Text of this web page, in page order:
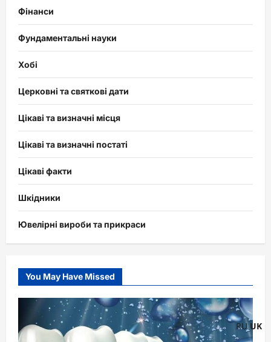
Фінанси
Фундаментальні науки
Хобі
Церковні та святкові дати
Цікаві та визначні місця
Цікаві та визначні постаті
Цікаві факти
Шкідники
Ювелірні вироби та прикраси
You May Have Missed
RU UK